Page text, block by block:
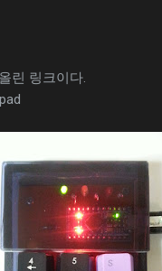
린 링크이다.